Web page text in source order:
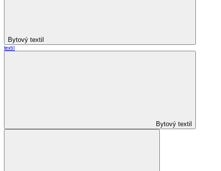
Bytový textil
textil
Bytový textil